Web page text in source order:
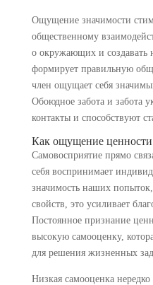
Ощущение значимости
общественному
о окружающих и создавать
формирует правильную
член ощущает себя
Обоюдное забота и забота
контакты и способствуют
Как ощущение ценности
Самовосприятие прямо
себя воспринимает
значимость наших
свойств, это усиливает
Постоянное признание
высокую самооценку,
для решения жизненных
Низкая самооценка нередко